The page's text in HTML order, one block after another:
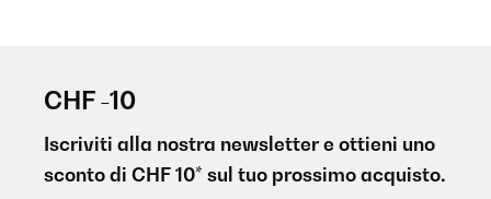
CHF -10
Iscriviti alla nostra newsletter e ottieni uno
sconto di CHF 10* sul tuo prossimo acquisto.